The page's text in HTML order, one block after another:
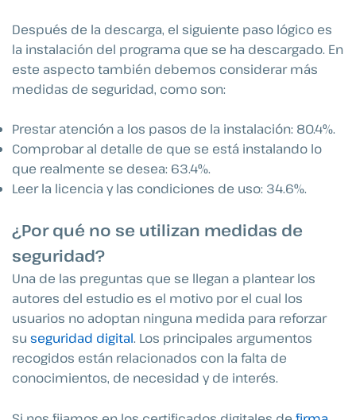
Después de la descarga, el siguiente paso lógico es
la instalación del programa que se ha descargado. En
este aspecto también debemos considerar más
medidas de seguridad, como son:
Prestar atención a los pasos de la instalación: 80.4%.
Comprobar al detalle de que se está instalando lo
que realmente se desea: 63.4%.
Leer la licencia y las condiciones de uso: 34.6%.
¿Por qué no se utilizan medidas de
seguridad?
Una de las preguntas que se llegan a plantear los
autores del estudio es el motivo por el cual los
usuarios no adoptan ninguna medida para reforzar
su seguridad digital. Los principales argumentos
recogidos están relacionados con la falta de
conocimientos, de necesidad y de interés.